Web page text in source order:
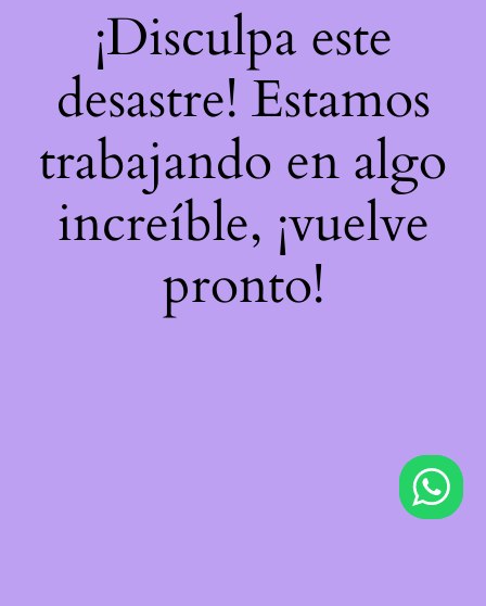
¡Disculpa este
desastre! Estamos
trabajando en algo
increíble, ¡vuelve
pronto!